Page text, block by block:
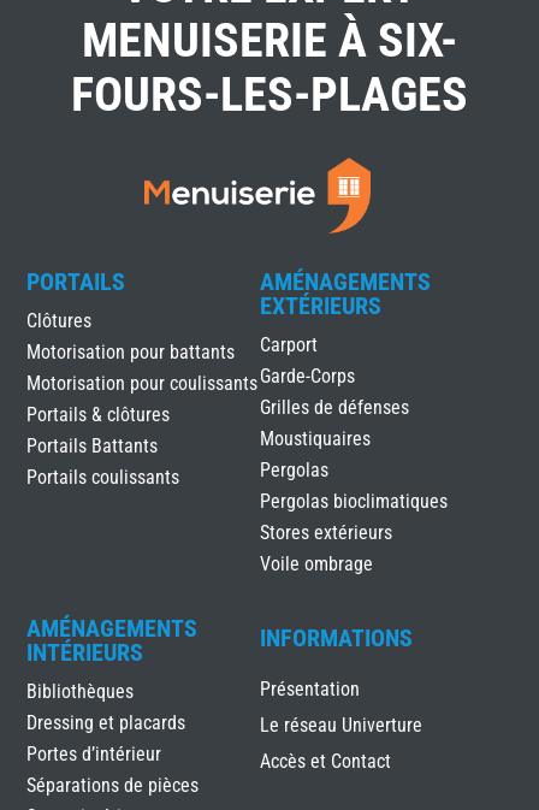
MENUISERIE À SIX-
FOURS-LES-PLAGES
PORTAILS
Clôtures
Motorisation pour battants
Motorisation pour coulissants
Portails & clôtures
Portails Battants
Portails coulissants
AMÉNAGEMENTS
EXTÉRIEURS
Carport
Garde-Corps
Grilles de défenses
Moustiquaires
Pergolas
Pergolas bioclimatiques
Stores extérieurs
Voile ombrage
AMÉNAGEMENTS
INTÉRIEURS
Bibliothèques
Dressing et placards
Portes d’intérieur
Séparations de pièces
INFORMATIONS
Présentation
Le réseau Univerture
Accès et Contact